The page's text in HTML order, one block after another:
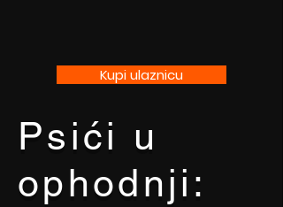
Kupi ulaznicu
Psići u
ophodnji: